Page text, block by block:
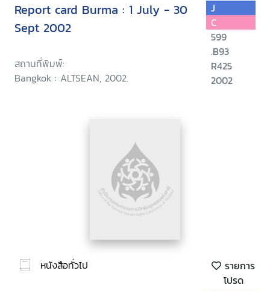
Report card Burma : 1 July - 30
Sept 2002
สถานที่พิมพ์:
Bangkok : ALTSEAN, 2002.
J
C
599
.B93
R425
2002
หนังสือทั่วไป
รายการ
โปรด